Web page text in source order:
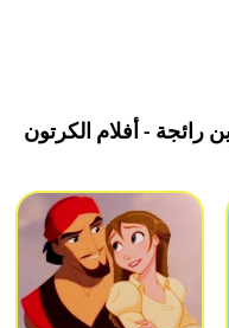
رائجة - أفلام الكرتون